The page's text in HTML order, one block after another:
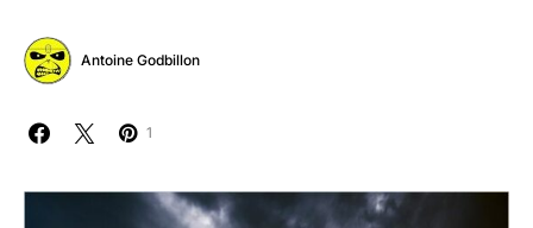
Antoine Godbillon
1